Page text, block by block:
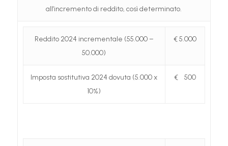
all’incremento di reddito, così determinato.
Reddito 2024 incrementale (55.000 –
50.000)
€ 5.000
Imposta sostitutiva 2024 dovuta (5.000 x
10%)
€ 500